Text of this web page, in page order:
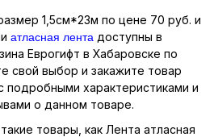
1,5см*23м по цене 70 руб. и
атласная лента доступны в
Еврогифт в Хабаровске по
свой выбор и закажите товар
подробными характеристиками и
о данном товаре.
товары, как Лента атласная